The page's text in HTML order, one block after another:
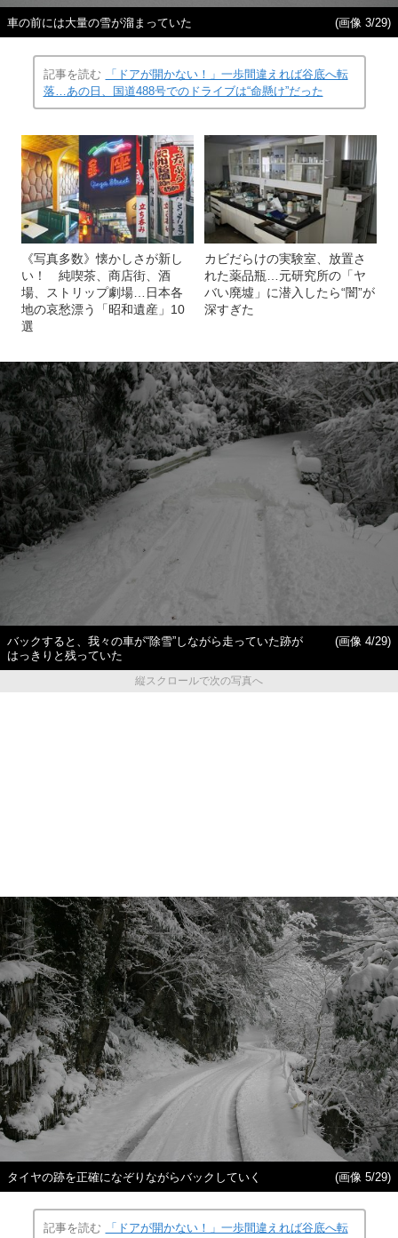
車の前には大量の雪が溜まっていた (画像 3/29)
記事を読む
「ドアが開かない！」一歩間違えれば谷底へ転
落…あの日、国道488号でのドライブは“命懸け”だった
《写真多数》懐かしさが新し
い！ 純喫茶、商店街、酒
場、ストリップ劇場…日本各
地の哀愁漂う「昭和遺産」10
選
カビだらけの実験室、放置さ
れた薬品瓶…元研究所の「ヤ
バい廃墟」に潜入したら“闇”が
深すぎた
バックすると、我々の車が“除雪”しながら走っていた跡が
はっきりと残っていた
(画像 4/29)
縦スクロールで次の写真へ
タイヤの跡を正確になぞりながらバックしていく (画像 5/29)
記事を読む
「ドアが開かない！」一歩間違えれば谷底へ転